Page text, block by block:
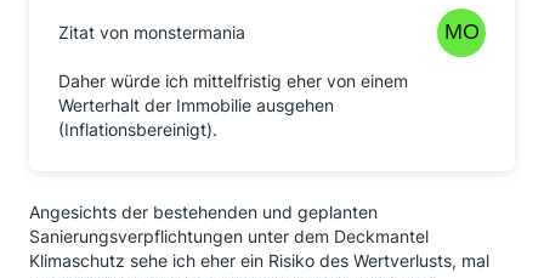
Zitat von monstermania
Daher würde ich mittelfristig eher von einem
Werterhalt der Immobilie ausgehen
(Inflationsbereinigt).
Angesichts der bestehenden und geplanten
Sanierungsverpflichtungen unter dem Deckmantel
Klimaschutz sehe ich eher ein Risiko des Wertverlusts, mal